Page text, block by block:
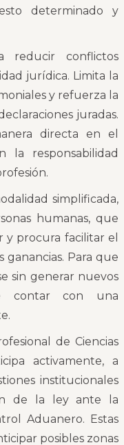
determinado y
reducir conflictos
jurídica. Limita la
y refuerza la
juradas.
directa en el
la responsabilidad
simplificada,
humanas, que
y procura facilitar el
Para que
sin generar nuevos
contar con una
de Ciencias
activamente, a
institucionales
de la ley ante la
Aduanero. Estas
posibles zonas